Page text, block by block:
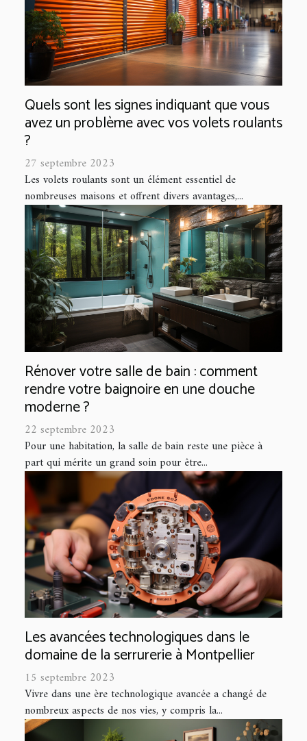
Quels sont les signes indiquant que vous
avez un problème avec vos volets roulants
?
27 septembre 2023
Les volets roulants sont un élément essentiel de
nombreuses maisons et offrent divers avantages,...
Rénover votre salle de bain : comment
rendre votre baignoire en une douche
moderne ?
22 septembre 2023
Pour une habitation, la salle de bain reste une pièce à
part qui mérite un grand soin pour être...
Les avancées technologiques dans le
domaine de la serrurerie à Montpellier
15 septembre 2023
Vivre dans une ère technologique avancée a changé de
nombreux aspects de nos vies, y compris la...